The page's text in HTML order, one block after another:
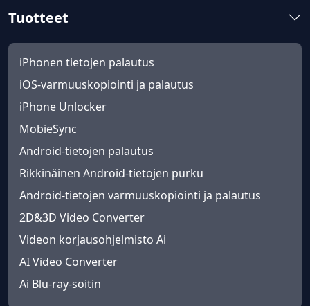
Tuotteet
iPhonen tietojen palautus
iOS-varmuuskopiointi ja palautus
iPhone Unlocker
MobieSync
Android-tietojen palautus
Rikkinäinen Android-tietojen purku
Android-tietojen varmuuskopiointi ja palautus
2D&3D Video Converter
Videon korjausohjelmisto Ai
AI Video Converter
Ai Blu-ray-soitin